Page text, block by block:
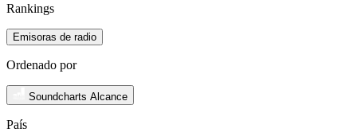
Rankings
Emisoras de radio
Ordenado por
Soundcharts Alcance
País